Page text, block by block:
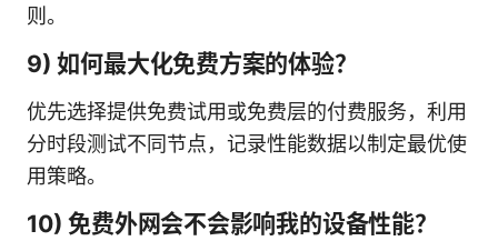
则。
9) 如何最大化免费方案的体验？
优先选择提供免费试用或免费层的付费服务，利用
分时段测试不同节点，记录性能数据以制定最优使
用策略。
10) 免费外网会不会影响我的设备性能？